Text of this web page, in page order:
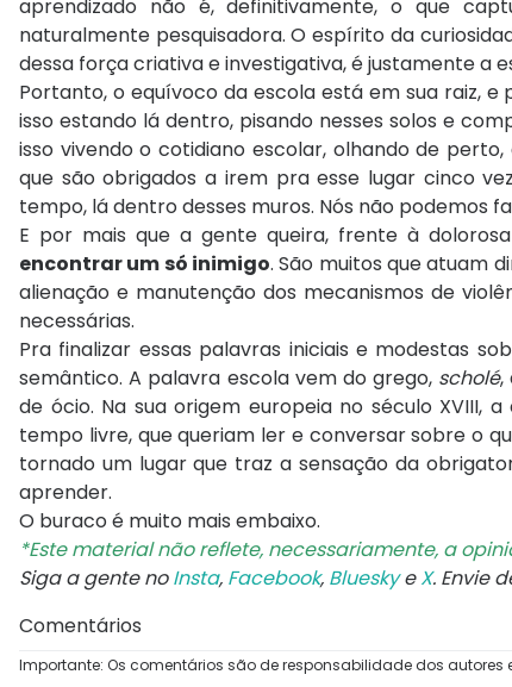
aprendizado não é, definitivamente, o que
naturalmente pesquisadora. O espírito da
dessa força criativa e investigativa, é justamente a
Portanto, o equívoco da escola está em sua raiz,
isso estando lá dentro, pisando nesses solos e
isso vivendo o cotidiano escolar, olhando de
que são obrigados a irem pra esse lugar cinco
tempo, lá dentro desses muros. Nós não podemos
E por mais que a gente queira, frente à
encontrar um só inimigo. São muitos que atuam
alienação e manutenção dos mecanismos de
necessárias.
Pra finalizar essas palavras iniciais e modestas
semântico. A palavra escola vem do grego, scholé,
de ócio. Na sua origem europeia no século XVIII,
tempo livre, que queriam ler e conversar sobre o
tornado um lugar que traz a sensação da
aprender.
O buraco é muito mais embaixo.
*Este material não reflete, necessariamente, a
Siga a gente noInsta, Facebook, BlueskyeX. Envie
Comentários
Importante: Os comentários são de responsabilidade dos autores